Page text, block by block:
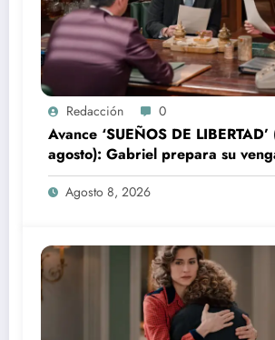
Redacción 0
Avance ‘SUEÑOS DE
agosto): Gabriel prepara su
Agosto 8, 2026